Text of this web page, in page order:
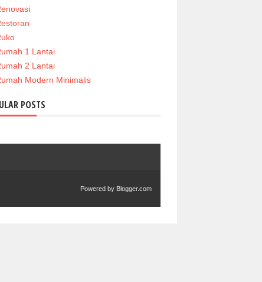
1 Lantai
2 Lantai
Modern Minimalis
POSTS
Powered by Blogger.com